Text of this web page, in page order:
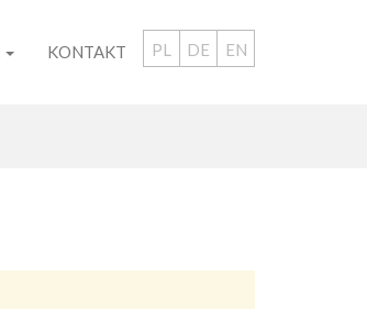
EN
DE
PL
KONTAKT